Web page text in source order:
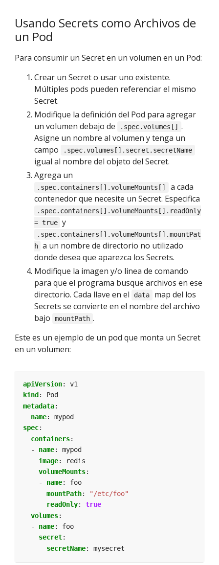
Usando Secrets como Archivos de
un Pod
Para consumir un Secret en un volumen en un Pod:
Crear un Secret o usar uno existente.
Múltiples pods pueden referenciar el mismo
Secret.
Modifique la definición del Pod para agregar
un volumen debajo de
.spec.volumes[]
.
Asigne un nombre al volumen y tenga un
campo
.spec.volumes[].secret.secretName
igual al nombre del objeto del Secret.
Agrega un
.spec.containers[].volumeMounts[]
a cada
contenedor que necesite un Secret. Especifica
.spec.containers[].volumeMounts[].readOnly
= true y
.spec.containers[].volumeMounts[].mountPat
h a un nombre de directorio no utilizado
donde desea que aparezca los Secrets.
Modifique la imagen y/o linea de comando
para que el programa busque archivos en ese
directorio. Cada llave en el
data
map del los
Secrets se convierte en el nombre del archivo
bajo
mountPath .
Este es un ejemplo de un pod que monta un Secret
en un volumen:
apiVersion:
v1
kind :
Pod
metadata:
name:
mypod
spec:
containers:
- name:
mypod
image:
redis
volumeMounts:
- name:
foo
mountPath:
"/etc/foo"
readOnly:
true
volumes:
- name:
foo
secret:
secretName: mysecret